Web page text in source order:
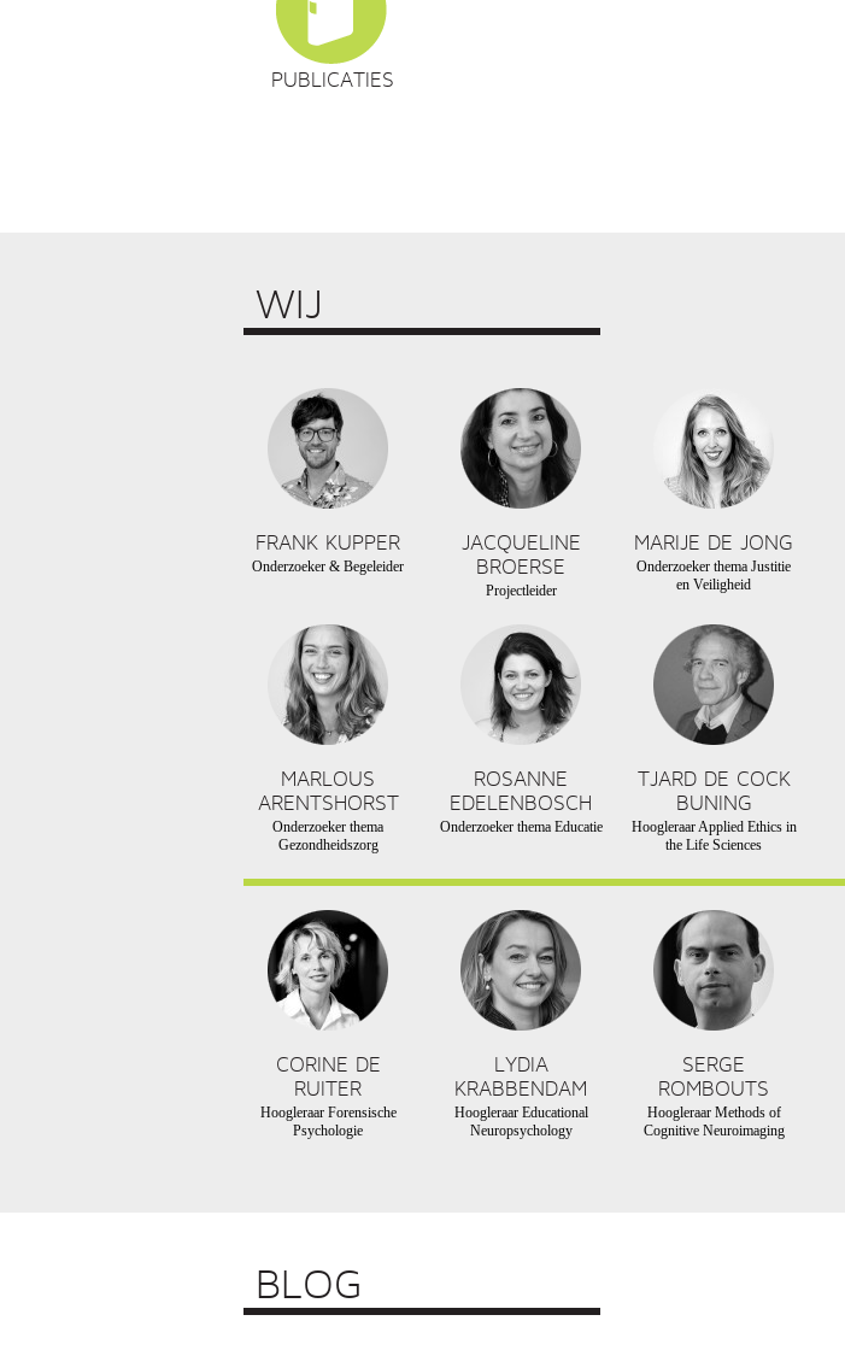
PUBLICATIES
WIJ
FRANK KUPPER
Onderzoeker & Begeleider
JACQUELINE
BROERSE
Projectleider
MARIJE DE JONG
Onderzoeker thema Justitie
en Veiligheid
MARLOUS
ARENTSHORST
Onderzoeker thema
Gezondheidszorg
ROSANNE
EDELENBOSCH
Onderzoeker thema Educatie
TJARD DE COCK
BUNING
Hoogleraar Applied Ethics in
the Life Sciences
CORINE DE
RUITER
Hoogleraar Forensische
Psychologie
LYDIA
KRABBENDAM
Hoogleraar Educational
Neuropsychology
SERGE
ROMBOUTS
Hoogleraar Methods of
Cognitive Neuroimaging
BLOG